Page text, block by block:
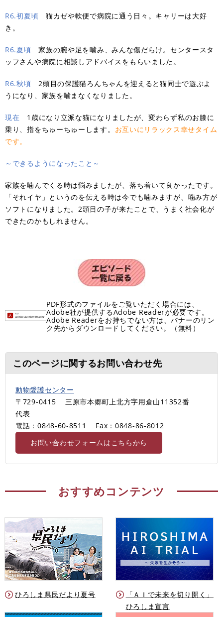
R6.初夏頃 猫カゼや軟便で病院に通う日々。キャリーは大好
き。​
R6.夏頃家族の腕や足を噛み、みんな傷だらけ。センタースタ
ッフさんや病院に相談しアドバイスをもらいました。​
R6.秋頃2頭目の保護猫ろんちゃんを迎えると猫同士で遊ぶよ
うになり、家族を噛まなくなりました。​
現在 1歳になり立派な猫になりましたが、変わらず私のお膝に
乗り、指をちゅーちゅーします。 お互いにリラックス幸せタイム
です。
～できるようになったこと～
家族を噛んでくる時は悩みましたが、落ち着いて良かったです。
「それイヤ」というのを伝える時は今でも噛みますが、噛み方が
ソフトになりました。2頭目の子が来たことで、うまく社会化が
できたのかもしれません。​
PDF形式のファイルをご覧いただく場合には、
Adobe社が提供するAdobe Readerが必要です。
Adobe Readerをお持ちでない方は、バナーのリン
ク先からダウンロードしてください。（無料）
このページに関するお問い合わせ先
動物愛護センター
〒729-0415
三原市本郷町上北方字用倉山11352番
代表
電話：0848-60-8511
Fax：0848-86-8012
お問い合わせフォームはこちらから
おすすめコンテンツ
ひろしま県民だより夏号
「ＡＩで未来を切り開く」
ひろしま宣言